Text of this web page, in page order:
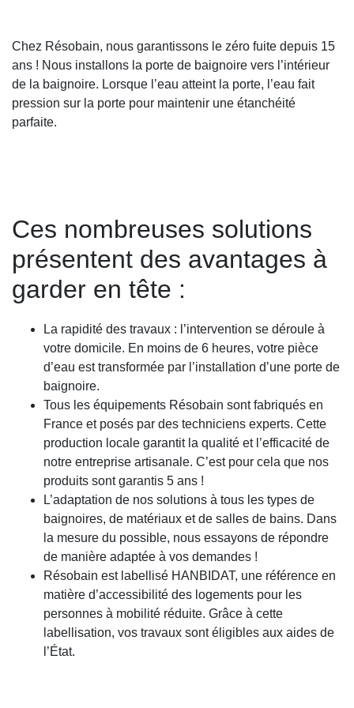
Chez Résobain, nous garantissons le zéro fuite depuis 15
ans ! Nous installons la porte de baignoire vers l’intérieur
de la baignoire. Lorsque l’eau atteint la porte, l’eau fait
pression sur la porte pour maintenir une étanchéité
parfaite.
Ces nombreuses solutions
présentent des avantages à
garder en tête :
La rapidité des travaux : l’intervention se déroule à
votre domicile. En moins de 6 heures, votre pièce
d’eau est transformée par l’installation d’une porte de
baignoire.
Tous les équipements Résobain sont fabriqués en
France et posés par des techniciens experts. Cette
production locale garantit la qualité et l’efficacité de
notre entreprise artisanale. C’est pour cela que nos
produits sont garantis 5 ans !
L’adaptation de nos solutions à tous les types de
baignoires, de matériaux et de salles de bains. Dans
la mesure du possible, nous essayons de répondre
de manière adaptée à vos demandes !
Résobain est labellisé HANBIDAT, une référence en
matière d’accessibilité des logements pour les
personnes à mobilité réduite. Grâce à cette
labellisation, vos travaux sont éligibles aux aides de
l’État.